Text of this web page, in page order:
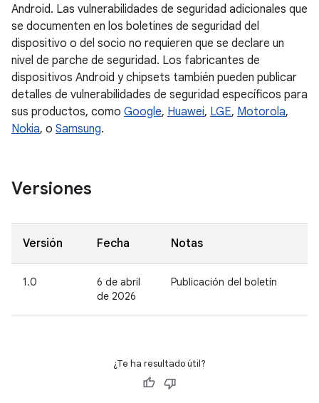
Android. Las vulnerabilidades de seguridad adicionales que
se documenten en los boletines de seguridad del
dispositivo o del socio no requieren que se declare un
nivel de parche de seguridad. Los fabricantes de
dispositivos Android y chipsets también pueden publicar
detalles de vulnerabilidades de seguridad específicos para
sus productos, como Google, Huawei, LGE, Motorola,
Nokia, o Samsung.
Versiones
Versión Fecha Notas
1.0
6 de abril
de 2026
Publicación del boletín
¿Te ha resultado útil?